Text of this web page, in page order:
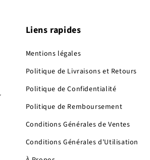
Liens rapides
Mentions légales
Politique de Livraisons et Retours
Politique de Confidentialité
Politique de Remboursement
Conditions Générales de Ventes
Conditions Générales d'Utilisation